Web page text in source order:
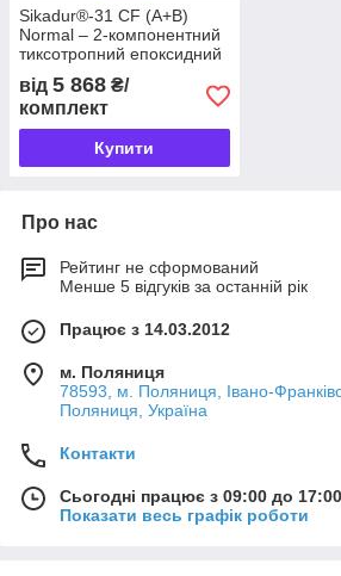
Sikadur®-31 CF (A+B)
Normal – 2-компонентний
тиксотропний епоксидний
клей
від 5 868 ₴/
комплект
Купити
Про нас
Рейтинг не сформований
Менше 5 відгуків за останній рік
Працює з 14.03.2012
м. Поляниця
78593, м. Поляниця, Івано-
Поляниця, Україна
Контакти
Сьогодні працює з 09:00 до 17:00
Показати весь графік роботи